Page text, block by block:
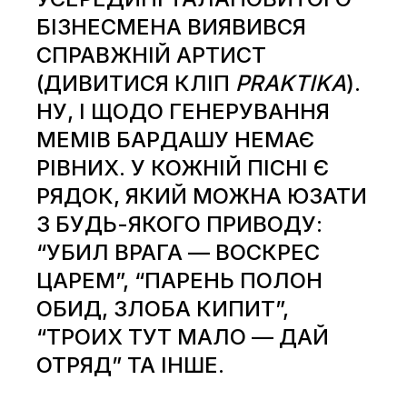
БІЗНЕСМЕНА ВИЯВИВСЯ
СПРАВЖНІЙ АРТИСТ
(ДИВИТИСЯ КЛІП PRAKTIKA).
НУ, І ЩОДО ГЕНЕРУВАННЯ
МЕМІВ БАРДАШУ НЕМАЄ
РІВНИХ. У КОЖНІЙ ПІСНІ Є
РЯДОК, ЯКИЙ МОЖНА ЮЗАТИ
З БУДЬ-ЯКОГО ПРИВОДУ:
“УБИЛ ВРАГА — ВОСКРЕС
ЦАРЕМ”, “ПАРЕНЬ ПОЛОН
ОБИД, ЗЛОБА КИПИТ”,
“ТРОИХ ТУТ МАЛО — ДАЙ
ОТРЯД” ТА ІНШЕ.